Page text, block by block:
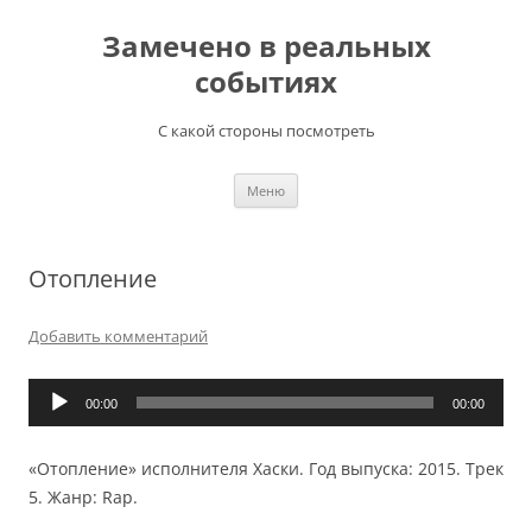
содержимомуЗамечено в реальных
событиях
С какой стороны посмотреть
Меню
Отопление
Добавить комментарий
Аудиоплеер
00:00 00:00
«Отопление» исполнителя Хаски. Год выпуска: 2015. Трек
5. Жанр: Rap.